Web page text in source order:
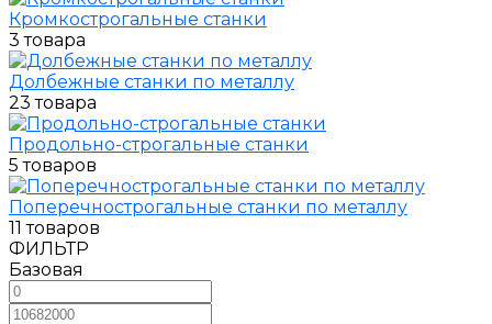
Кромкострогальные станки
3 товара
Долбежные станки по металлу
23 товара
Продольно-строгальные станки
5 товаров
Поперечнострогальные станки по металлу
11 товаров
ФИЛЬТР
Базовая